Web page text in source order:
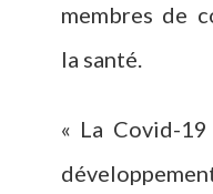
membres de
la santé.
« La Covid-